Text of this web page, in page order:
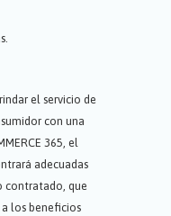
el servicio de
con una
365, el
adecuadas
contratado, que
los beneficios